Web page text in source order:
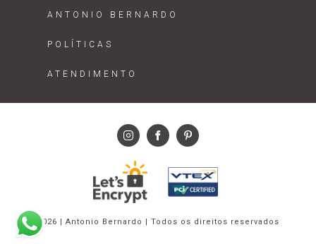
ANTONIO BERNARDO
POLÍTICAS
ATENDIMENTO
2026 | Antonio Bernardo | Todos os direitos reservados